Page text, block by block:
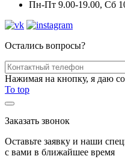
Пн-Пт 9.00-19.00, Сб
Остались вопросы?
Нажимая на кнопку, я даю
To top
Заказать звонок
Оставьте заявку и наши
с вами в ближайшее время